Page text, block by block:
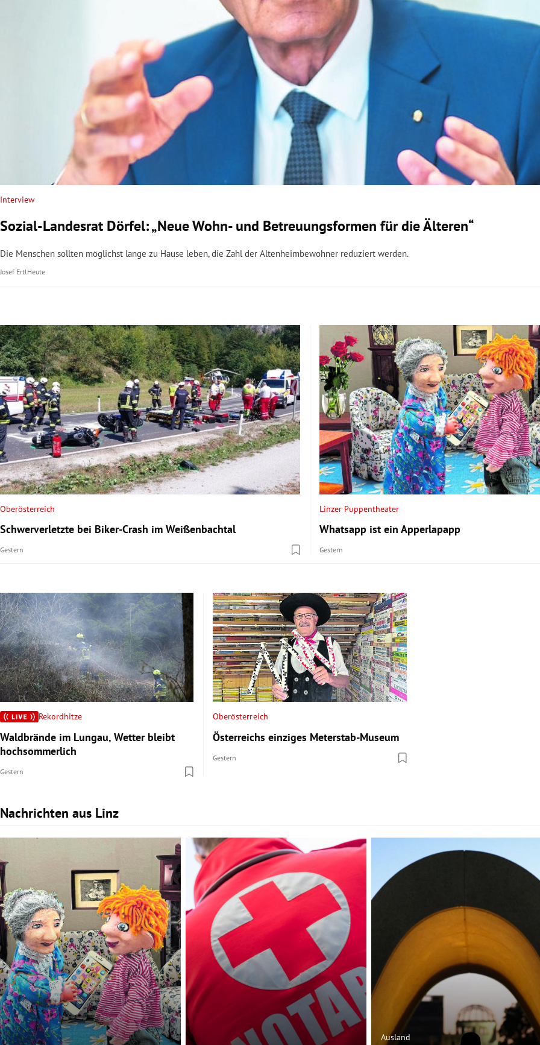
Untermenü
Untermenü
Untermenü
Interview
Sozial-Landesrat Dörfel: „Neue Wohn- und Betreuungsformen für die Älteren“
Die Menschen sollten möglichst lange zu Hause leben, die Zahl der Altenheimbewohner reduziert werden.
Josef ErtlHeute
Oberösterreich
Schwerverletzte bei Biker-Crash im Weißenbachtal
Gestern
Linzer Puppentheater
Whatsapp ist ein Apperlapapp
Gestern
Rekordhitze
Waldbrände im Lungau, Wetter bleibt
hochsommerlich
Gestern
Oberösterreich
Österreichs einziges Meterstab-Museum
Gestern
Nachrichten aus Linz
Slide 1 von 3
Ausland